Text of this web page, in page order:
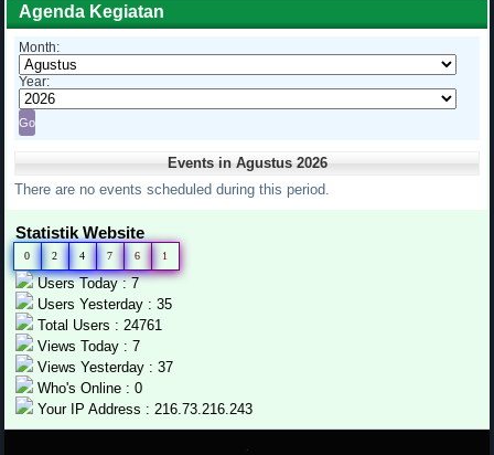
Agenda Kegiatan
Month:
Year:
Events in Agustus 2026
There are no events scheduled during this period.
Statistik Website
0 2 4 7 6 1
Users Today : 7
Users Yesterday : 35
Total Users : 24761
Views Today : 7
Views Yesterday : 37
Who's Online : 0
Your IP Address : 216.73.216.243